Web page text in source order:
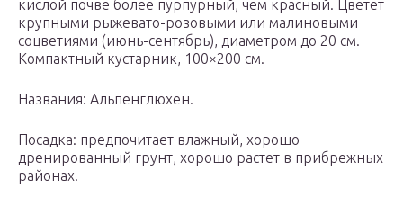
кислой почве более пурпурный, чем красный. Цветет
крупными рыжевато-розовыми или малиновыми
соцветиями (июнь-сентябрь), диаметром до 20 см.
Компактный кустарник, 100×200 см.
Названия: Альпенглюхен.
Посадка: предпочитает влажный, хорошо
дренированный грунт, хорошо растет в прибрежных
районах.